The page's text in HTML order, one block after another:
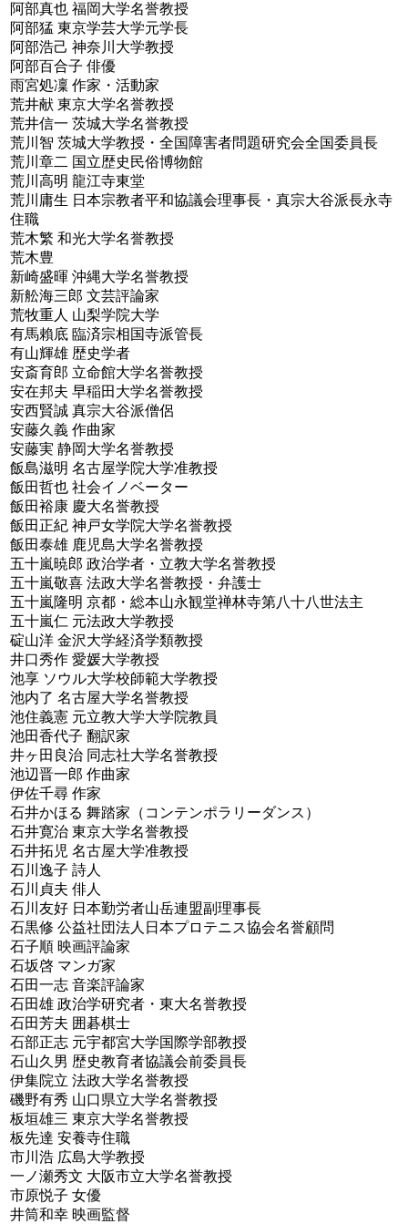
阿部真也 福岡大学名誉教授
阿部猛 東京学芸大学元学長
阿部浩己 神奈川大学教授
阿部百合子 俳優
雨宮処凜 作家・活動家
荒井献 東京大学名誉教授
荒井信一 茨城大学名誉教授
荒川智 茨城大学教授・全国障害者問題研究会全国委員長
荒川章二 国立歴史民俗博物館
荒川高明 龍江寺東堂
荒川庸生 日本宗教者平和協議会理事長・真宗大谷派長永寺
住職
荒木繁 和光大学名誉教授
荒木豊
新崎盛暉 沖縄大学名誉教授
新舩海三郎 文芸評論家
荒牧重人 山梨学院大学
有馬賴底 臨済宗相国寺派管長
有山輝雄 歴史学者
安斎育郎 立命館大学名誉教授
安在邦夫 早稲田大学名誉教授
安西賢誠 真宗大谷派僧侶
安藤久義 作曲家
安藤実 静岡大学名誉教授
飯島滋明 名古屋学院大学准教授
飯田哲也 社会イノベーター
飯田裕康 慶大名誉教授
飯田正紀 神戸女学院大学名誉教授
飯田泰雄 鹿児島大学名誉教授
五十嵐暁郎 政治学者・立教大学名誉教授
五十嵐敬喜 法政大学名誉教授・弁護士
五十嵐隆明 京都・総本山永観堂禅林寺第八十八世法主
五十嵐仁 元法政大学教授
碇山洋 金沢大学経済学類教授
井口秀作 愛媛大学教授
池享 ソウル大学校師範大学教授
池内了 名古屋大学名誉教授
池住義憲 元立教大学大学院教員
池田香代子 翻訳家
井ヶ田良治 同志社大学名誉教授
池辺晋一郎 作曲家
伊佐千尋 作家
石井かほる 舞踏家（コンテンポラリーダンス）
石井寛治 東京大学名誉教授
石井拓児 名古屋大学准教授
石川逸子 詩人
石川貞夫 俳人
石川友好 日本勤労者山岳連盟副理事長
石黒修 公益社団法人日本プロテニス協会名誉顧問
石子順 映画評論家
石坂啓 マンガ家
石田一志 音楽評論家
石田雄 政治学研究者・東大名誉教授
石田芳夫 囲碁棋士
石部正志 元宇都宮大学国際学部教授
石山久男 歴史教育者協議会前委員長
伊集院立 法政大学名誉教授
磯野有秀 山口県立大学名誉教授
板垣雄三 東京大学名誉教授
板先達 安養寺住職
市川浩 広島大学教授
一ノ瀬秀文 大阪市立大学名誉教授
市原悦子 女優
井筒和幸 映画監督